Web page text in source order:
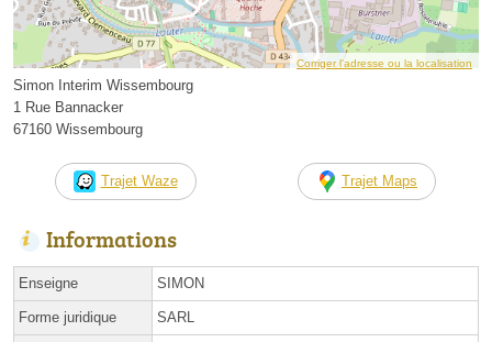
Corriger l’adresse ou la localisation
Simon Interim Wissembourg
1 Rue Bannacker
67160 Wissembourg
Trajet Waze Trajet Maps
Informations
Enseigne SIMON
Forme juridique SARL